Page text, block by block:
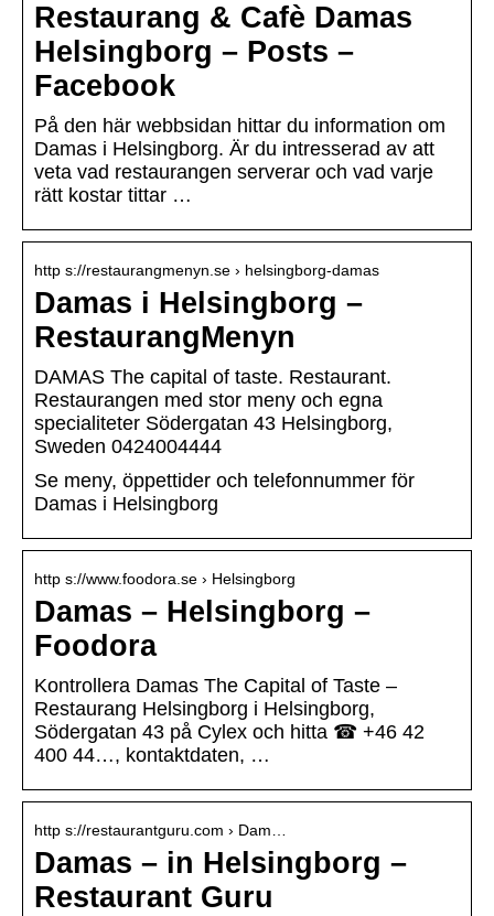
Restaurang & Cafè Damas
Helsingborg – Posts –
Facebook
På den här webbsidan hittar du information om
Damas i Helsingborg. Är du intresserad av att
veta vad restaurangen serverar och vad varje
rätt kostar tittar …
http s://restaurangmenyn.se › helsingborg-damas
Damas i Helsingborg –
RestaurangMenyn
DAMAS The capital of taste. Restaurant.
Restaurangen med stor meny och egna
specialiteter Södergatan 43 Helsingborg,
Sweden 0424004444
Se meny, öppettider och telefonnummer för
Damas i Helsingborg
http s://www.foodora.se › Helsingborg
Damas – Helsingborg –
Foodora
Kontrollera Damas The Capital of Taste –
Restaurang Helsingborg i Helsingborg,
Södergatan 43 på Cylex och hitta ☎ +46 42
400 44…, kontaktdaten, …
http s://restaurantguru.com › Dam…
Damas – in Helsingborg –
Restaurant Guru